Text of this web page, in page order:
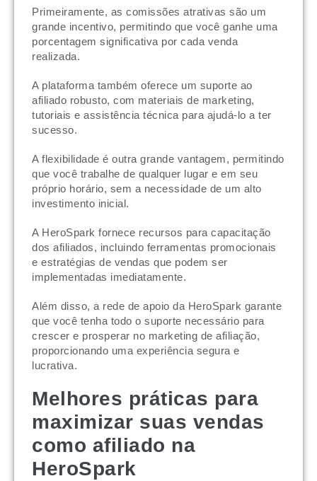
Primeiramente, as comissões atrativas são um
grande incentivo, permitindo que você ganhe uma
porcentagem significativa por cada venda
realizada.
A plataforma também oferece um suporte ao
afiliado robusto, com materiais de marketing,
tutoriais e assistência técnica para ajudá-lo a ter
sucesso.
A flexibilidade é outra grande vantagem, permitindo
que você trabalhe de qualquer lugar e em seu
próprio horário, sem a necessidade de um alto
investimento inicial.
A HeroSpark fornece recursos para capacitação
dos afiliados, incluindo ferramentas promocionais
e estratégias de vendas que podem ser
implementadas imediatamente.
Além disso, a rede de apoio da HeroSpark garante
que você tenha todo o suporte necessário para
crescer e prosperar no marketing de afiliação,
proporcionando uma experiência segura e
lucrativa.
Melhores práticas para
maximizar suas vendas
como afiliado na
HeroSpark